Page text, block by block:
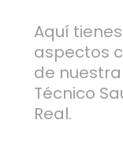
Aquí
aspectos
de
Técnico
Real.